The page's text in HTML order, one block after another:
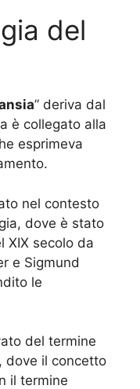
del
” deriva dal
è collegato alla
esprimeva
nel contesto
dove è stato
XIX secolo da
e Sigmund
le
del termine
dove il concetto
il termine